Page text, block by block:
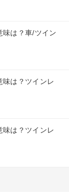
味は？車/ツイン
は？ツインレ
は？ツインレ